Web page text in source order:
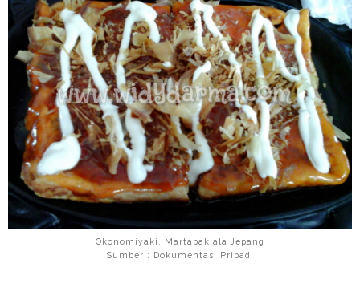
Okonomiyaki, Martabak ala Jepang
Sumber : Dokumentasi Pribadi